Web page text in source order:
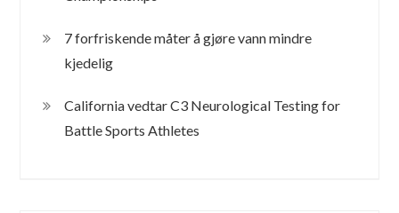
7 forfriskende måter å gjøre vann mindre
kjedelig
California vedtar C3 Neurological Testing for
Battle Sports Athletes